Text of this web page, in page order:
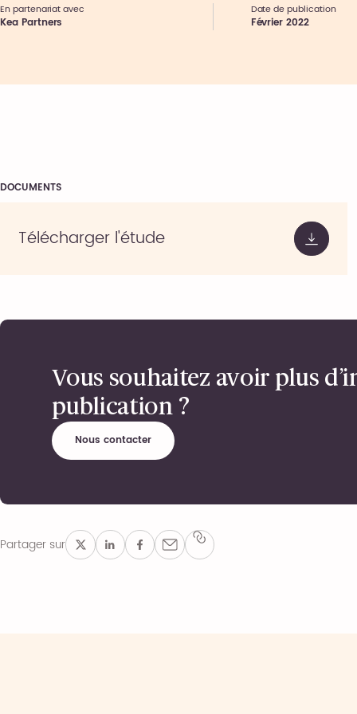
En partenariat avec
Kea Partners
Date de publication
Février 2022
DOCUMENTS
Télécharger l'étude
Vous souhaitez avoir plus
publication ?
Nous contacter
Partager sur